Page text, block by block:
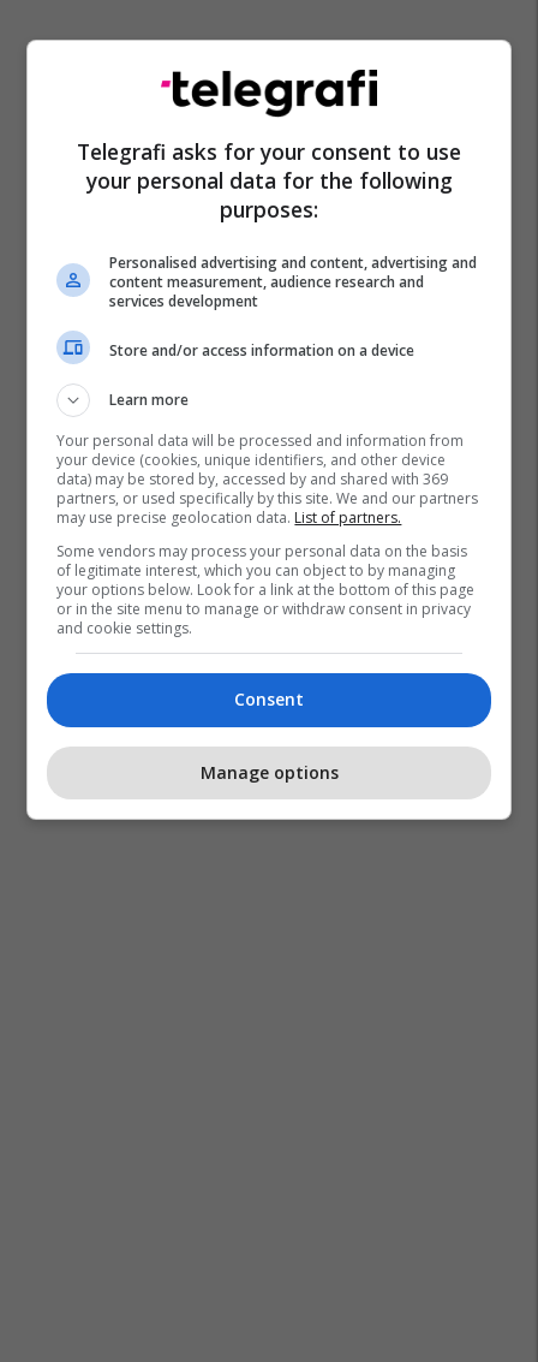
Telegrafi asks for your consent to use
your personal data for the following
purposes:
Personalised advertising and content, advertising and
content measurement, audience research and
services development
Store and/or access information on a device
Learn more
Your personal data will be processed and information from
your device (cookies, unique identifiers, and other device
data) may be stored by, accessed by and shared with 369
partners, or used specifically by this site. We and our partners
may use precise geolocation data. List of partners.
Some vendors may process your personal data on the basis
of legitimate interest, which you can object to by managing
your options below. Look for a link at the bottom of this page
or in the site menu to manage or withdraw consent in privacy
and cookie settings.
Consent
Manage options